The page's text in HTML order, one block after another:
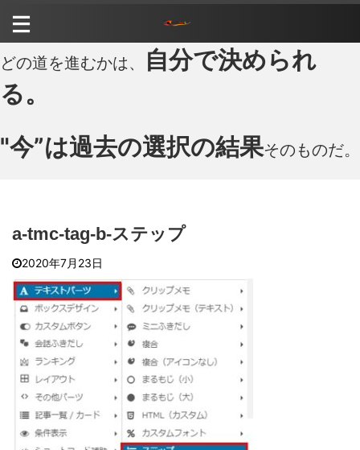
どの道を進むかは、
自分で決められ
る。
"今”は過去の選択の結果そのものだ。
a-tmc-tag-b-ステップ
2020年7月23日